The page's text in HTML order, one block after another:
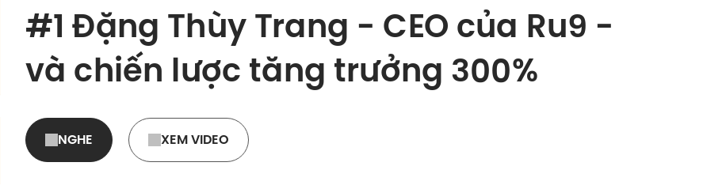
#1 Đặng Thùy Trang - CEO của Ru9 -
và chiến lược tăng trưởng 300%
NGHE XEM VIDEO